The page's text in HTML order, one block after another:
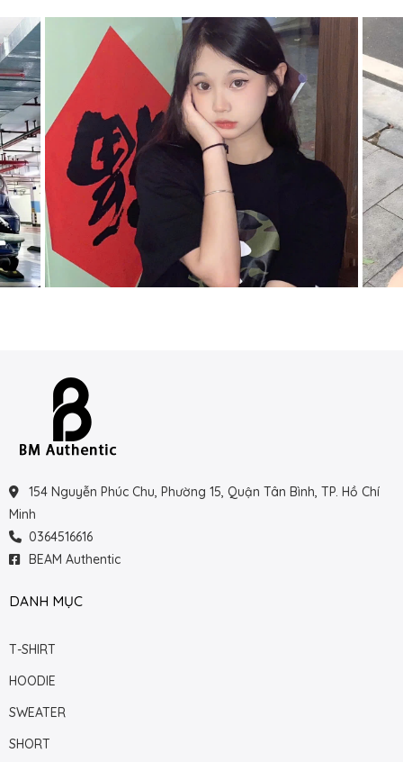
154 Nguyễn Phúc Chu, Phường 15, Quận Tân Bình, TP. Hồ Chí
Minh
0364516616
BEAM Authentic
DANH MỤC
T-SHIRT
HOODIE
SWEATER
SHORT